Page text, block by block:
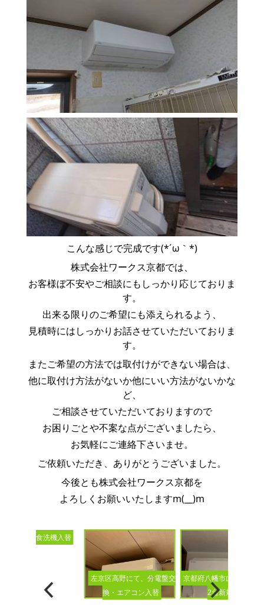
こんな感じで完成です(*´ω｀*)
株式会社ワークス京都では、
お客様ぼ不安やご相談にもしっかり応じておりま
す。
出来る限りのご希望にも添えられるよう、
見積時にはしっかりお話させていただいておりま
す。
またご希望の方法では取付けができない場合は、
他に取付け方法がないか他にいい方法がないかな
ど、
ご相談させていただいておりますので
お困りごとや不案な点がございましたら、
お気軽にご連絡下さいませ。
ご依頼いただき、ありがとうございました。
今後とも株式会社ワークス京都を
よろしくお願いいたしますm(__)m
左京区高野にて、分電盤交
換・エアコン入替
京都府八幡市にて、エア
2台新規設置
ビルトイン食洗機入替